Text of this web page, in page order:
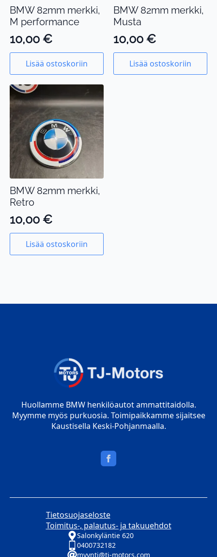
BMW 82mm merkki,
M performance
10,00 €
Lisää ostoskoriin
BMW 82mm merkki,
Musta
10,00 €
Lisää ostoskoriin
BMW 82mm merkki,
Retro
10,00 €
Lisää ostoskoriin
Huollamme BMW henkilöautot ammattitaidolla.
Myymme myös purkuosia. Toimipaikkamme sijaitsee
Kaustisella Keski-Pohjanmaalla.
Tietosuojaseloste
Toimitus-, palautus- ja takuuehdot
Salonkyläntie 620
0400732182
myynti@tj-motors.com